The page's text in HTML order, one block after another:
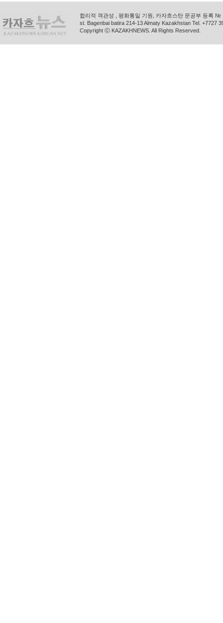
합리적 객관성 , 평화통일 기원, 카자흐스탄 문공부 등록
st. Bagenbai batira 214-13 Almaty Kazakhstan Tel. +7727
Copyright ⓒ KAZAKHNEWS. All Rights Reserved.